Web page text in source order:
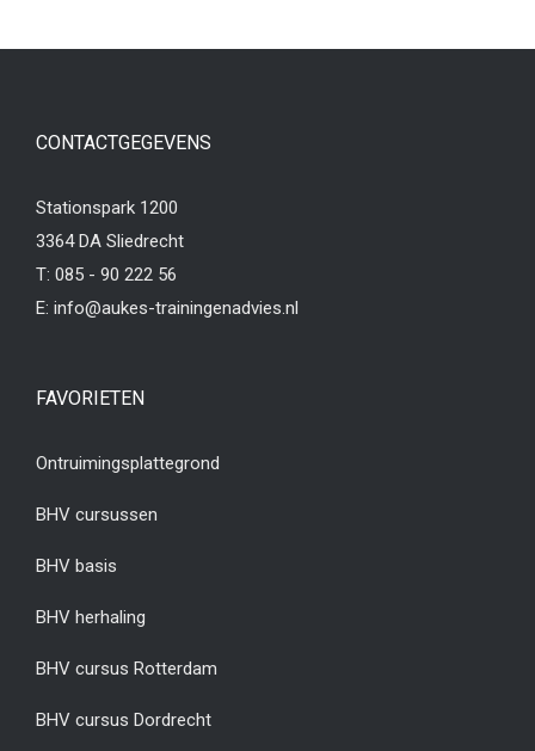
CONTACTGEGEVENS
Stationspark 1200
3364 DA Sliedrecht
T: 085 - 90 222 56
E: info@aukes-trainingenadvies.nl
FAVORIETEN
Ontruimingsplattegrond
BHV cursussen
BHV basis
BHV herhaling
BHV cursus Rotterdam
BHV cursus Dordrecht